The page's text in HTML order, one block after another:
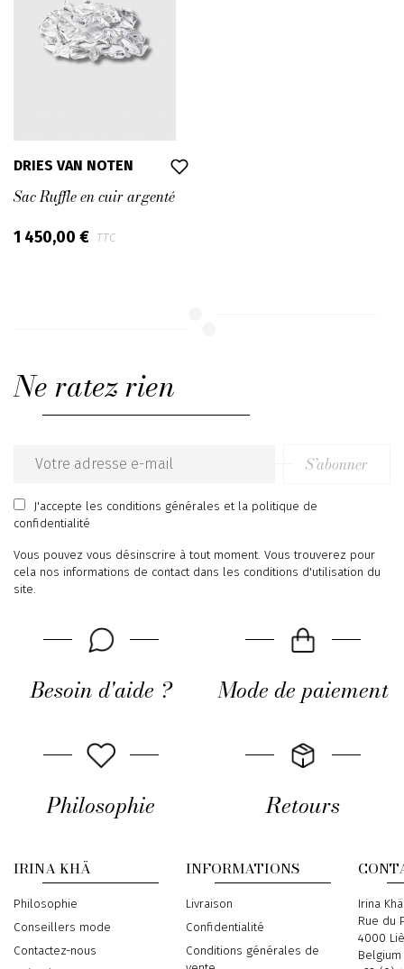
DRIES VAN NOTEN
Sac Ruffle en cuir argenté
1 450,00 € TTC
Ne ratez rien
Email
address
S’abonner
J'accepte les conditions générales et la politique de
confidentialité
Vous pouvez vous désinscrire à tout moment. Vous trouverez pour
cela nos informations de contact dans les conditions d'utilisation du
site.
Besoin d'aide ? Mode de paiement
Philosophie Retours
IRINA KHÄ
Philosophie
Conseillers mode
Contactez-nous
INFORMATIONS
Livraison
Confidentialité
Conditions générales de
Address
Irina Khä
Rue du
4000
Belgium